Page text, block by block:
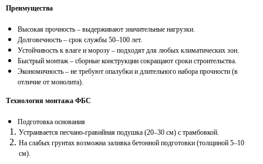
Преимущества
Высокая прочность – выдерживают значительные нагрузки.
Долговечность – срок службы 50–100 лет.
Устойчивость к влаге и морозу – подходят для любых климатических зон.
Быстрый монтаж – сборные конструкции сокращают сроки строительства.
Экономичность – не требуют опалубки и длительного набора прочности (в
отличие от монолита).
Технология монтажа ФБС
Подготовка основания
Устраивается песчано-гравийная подушка (20–30 см) с трамбовкой.
На слабых грунтах возможна заливка бетонной подготовки (толщиной 5–10
см).